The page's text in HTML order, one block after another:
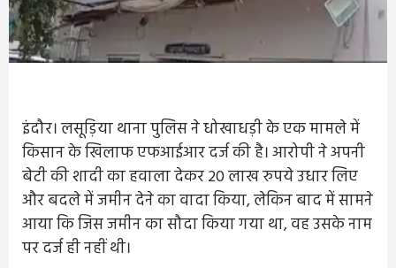
इंदौर। लसूड़िया थाना पुलिस ने धोखाधड़ी के एक मामले में
किसान के खिलाफ एफआईआर दर्ज की है। आरोपी ने अपनी
बेटी की शादी का हवाला देकर 20 लाख रुपये उधार लिए
और बदले में जमीन देने का वादा किया, लेकिन बाद में सामने
आया कि जिस जमीन का सौदा किया गया था, वह उसके नाम
पर दर्ज ही नहीं थी।